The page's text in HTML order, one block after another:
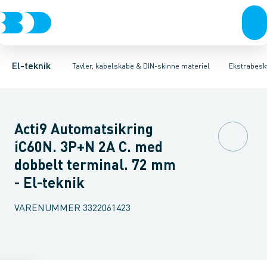
El-teknik Tavler, kabelskabe & DIN-skinne materiel
Afbrydere, stikkontakter & lampeudtagForgreningsmateriel
Tavler, kapsling og rackskabe Fordelings-/byggepladstavler
KombiafbryderFejlstrømsmodulNeozed D0 sikringselement
Acti9 Automatsikring
iC60N. 3P+N 2A C. med
dobbelt terminal. 72 mm
- El-teknik
VARENUMMER 3322061423